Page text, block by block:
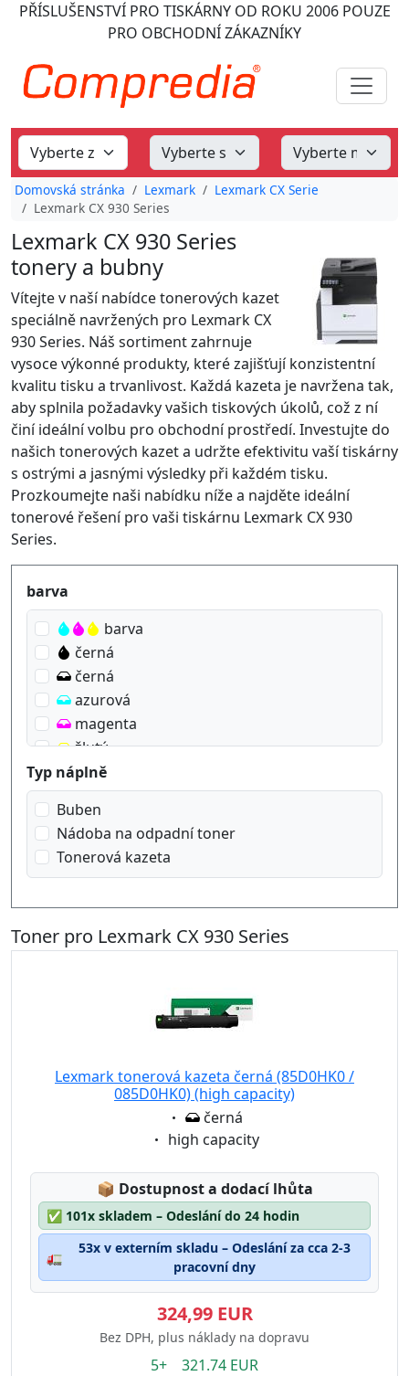
PŘÍSLUŠENSTVÍ PRO TISKÁRNY OD ROKU 2006POUZE
PRO OBCHODNÍ ZÁKAZNÍKY
Domovská stránka Lexmark
Lexmark CX Serie
Lexmark CX 930 Series
Lexmark CX 930 Series
tonery a bubny
Vítejte v naší nabídce tonerových kazet
speciálně navržených pro Lexmark CX
930 Series. Náš sortiment zahrnuje
vysoce výkonné produkty, které zajišťují konzistentní
kvalitu tisku a trvanlivost. Každá kazeta je navržena tak,
aby splnila požadavky vašich tiskových úkolů, což z ní
činí ideální volbu pro obchodní prostředí. Investujte do
našich tonerových kazet a udržte efektivitu vaší tiskárny
s ostrými a jasnými výsledky při každém tisku.
Prozkoumejte naši nabídku níže a najděte ideální
tonerové řešení pro vaši tiskárnu Lexmark CX 930
Series.
Produktfilter
barva
barva
černá
černá
azurová
magenta
žlutý
Typ náplně
Buben
Nádoba na odpadní toner
Tonerová kazeta
Toner pro Lexmark CX 930 Series
Lexmark tonerová kazeta černá (85D0HK0 /
085D0HK0) (high capacity)
Eigenschaft:
černá
Eigenschaft:
high capacity
📦 Lagerstatus:
Dostupnost a dodací lhůta
✅ 101x skladem – Odeslání do 24 hodin
🚛
53x v externím skladu – Odeslání za cca 2-3
pracovní dny
324,99 EUR
Bez DPH, plus náklady na dopravu
5+ 321.74 EUR